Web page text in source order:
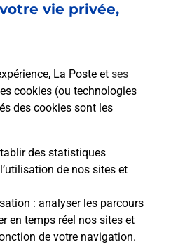
vie privée,
La Poste et ses
cookies (ou technologies
des cookies sont les
des statistiques
de nos sites et
: analyser les parcours
en temps réel nos sites et
de votre navigation.
un
depuis un
une
?
participe-t-elle
quotidien ?